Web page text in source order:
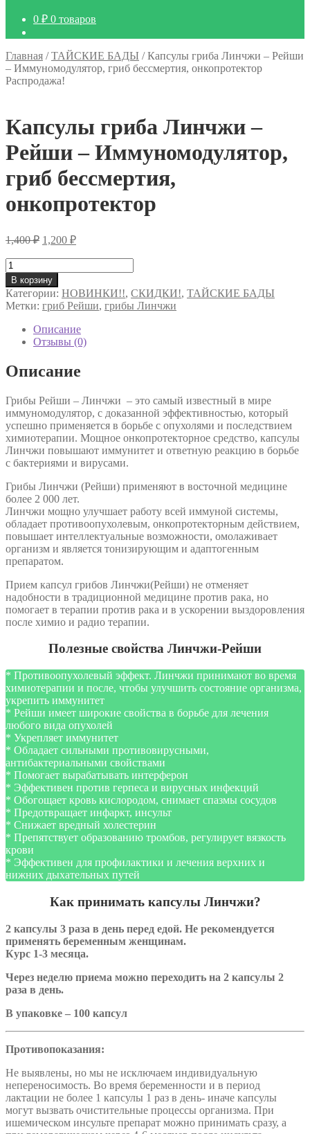
0 ₽ 0 товаров
Главная /ТАЙСКИЕ БАДЫ /Капсулы гриба Линчжи – Рейши
– Иммуномодулятор, гриб бессмертия, онкопротектор
Распродажа!
Капсулы гриба Линчжи –
Рейши – Иммуномодулятор,
гриб бессмертия,
онкопротектор
1,400₽ Первоначальная
составляла
1,400 ₽.
1,200 ₽Текущая
Количество
товара
Капсулы
гриба
Линчжи
Рейши
Иммуномодулятор,
гриб
онкопротектор
В корзину
Категории: НОВИНКИ!!, СКИДКИ!, ТАЙСКИЕ БАДЫ
Метки: гриб Рейши, грибы Линчжи
Описание
Отзывы (0)
Описание
Грибы Рейши – Линчжи – это самый известный в мире
иммуномодулятор, с доказанной эффективностью, который
успешно применяется в борьбе с опухолями и последствием
химиотерапии. Мощное онкопротекторное средство, капсулы
Линчжи повышают иммунитет и ответную реакцию в борьбе
с бактериями и вирусами.
Грибы Линчжи (Рейши) применяют в восточной медицине
более 2 000 лет.
Линчжи мощно улучшает работу всей иммуной системы,
обладает противоопухолевым, онкопротекторным действием,
повышает интеллектуальные возможности, омолаживает
организм и является тонизирующим и адаптогенным
препаратом.
Прием капсул грибов Линчжи(Рейши) не отменяет
надобности в традиционной медицине против рака, но
помогает в терапии против рака и в ускорении выздоровления
после химио и радио терапии.
Полезные свойства Линчжи-Рейши
* Противоопухолевый эффект. Линчжи принимают во время
химиотерапии и после, чтобы улучшить состояние организма,
укрепить иммунитет
* Рейши имеет широкие свойства в борьбе для лечения
любого вида опухолей
* Укрепляет иммунитет
* Обладает сильными противовирусными,
антибактериальными свойствами
* Помогает вырабатывать интерферон
* Эффективен против герпеса и вирусных инфекций
* Обогощает кровь кислородом, снимает спазмы сосудов
* Предотвращает инфаркт, инсульт
* Снижает вредный холестерин
* Препятствует образованию тромбов, регулирует вязкость
крови
* Эффективен для профилактики и лечения верхних и
нижних дыхательных путей
Как принимать капсулы Линчжи?
2 капсулы 3 раза в день перед едой. Не рекомендуется
применять беременным женщинам.
Курс 1-3 месяца.
Через неделю приема можно переходить на 2 капсулы 2
раза в день.
В упаковке – 100 капсул
Противопоказания:
Не выявлены, но мы не исключаем индивидуальную
непереносимость. Во время беременности и в период
лактации не более 1 капсулы 1 раз в день- иначе капсулы
могут вызвать очистительные процессы организма. При
ишемическом инсульте препарат можно принимать сразу, а